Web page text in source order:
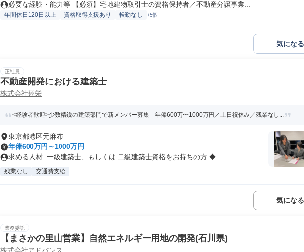
必要な経験・能力等 【必須】宅地建物取引士の資格保持者／不動産分譲事業...
年間休日120日以上 資格取得支援あり 転勤なし +5個
気になる
正社員
不動産開発における建築士
株式会社翔栄
<経験者歓迎>少数精鋭の建築部門で新メンバー募集！年俸600万〜1000万円／土日祝休み／残業なし...
東京都港区元麻布
年俸600万円～1000万円
求める人材: 一級建築士、もしくは 二級建築士資格をお持ちの方 ◆...
残業なし 交通費支給
気になる
業務委託
【まさかの里山営業】自然エネルギー用地の開発(石川県)
株式会社アドバンス